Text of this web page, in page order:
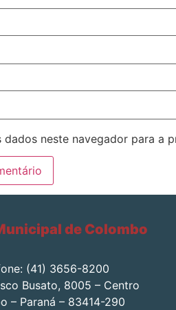
dados neste navegador para a
de Colombo
(41) 3656-8200
Busato, 8005 – Centro
– Paraná – 83414-290